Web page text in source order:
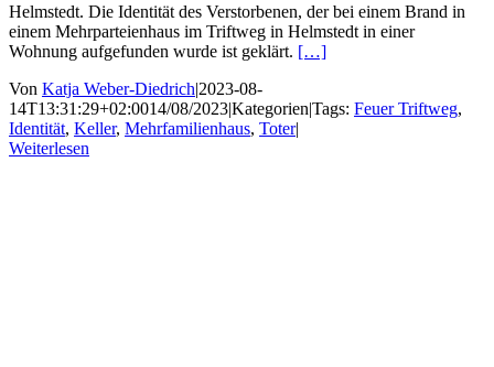
Helmstedt. Die Identität des Verstorbenen, der bei einem Brand in
einem Mehrparteienhaus im Triftweg in Helmstedt in einer
Wohnung aufgefunden wurde ist geklärt. […]
Von Katja Weber-Diedrich|2023-08-
14T13:31:29+02:0014/08/2023|Kategorien|Tags: Feuer Triftweg,
Identität, Keller, Mehrfamilienhaus, Toter|
Weiterlesen